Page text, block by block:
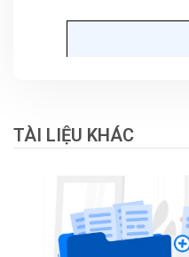
TÀI LIỆU KHÁC